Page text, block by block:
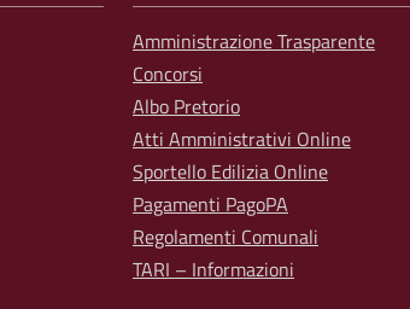
Amministrazione Trasparente
Concorsi
Albo Pretorio
Atti Amministrativi Online
Sportello Edilizia Online
Pagamenti PagoPA
Regolamenti Comunali
TARI – Informazioni